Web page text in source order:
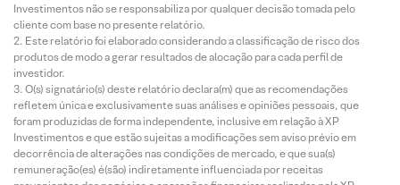
Investimentos não se responsabiliza por qualquer decisão tomada pelo
cliente com base no presente relatório.
Este relatório foi elaborado considerando a classificação de risco dos
produtos de modo a gerar resultados de alocação para cada perfil de
investidor.
O(s) signatário(s) deste relatório declara(m) que as recomendações
refletem única e exclusivamente suas análises e opiniões pessoais, que
foram produzidas de forma independente, inclusive em relação à XP
Investimentos e que estão sujeitas a modificações sem aviso prévio em
decorrência de alterações nas condições de mercado, e que sua(s)
remuneração(es) é(são) indiretamente influenciada por receitas